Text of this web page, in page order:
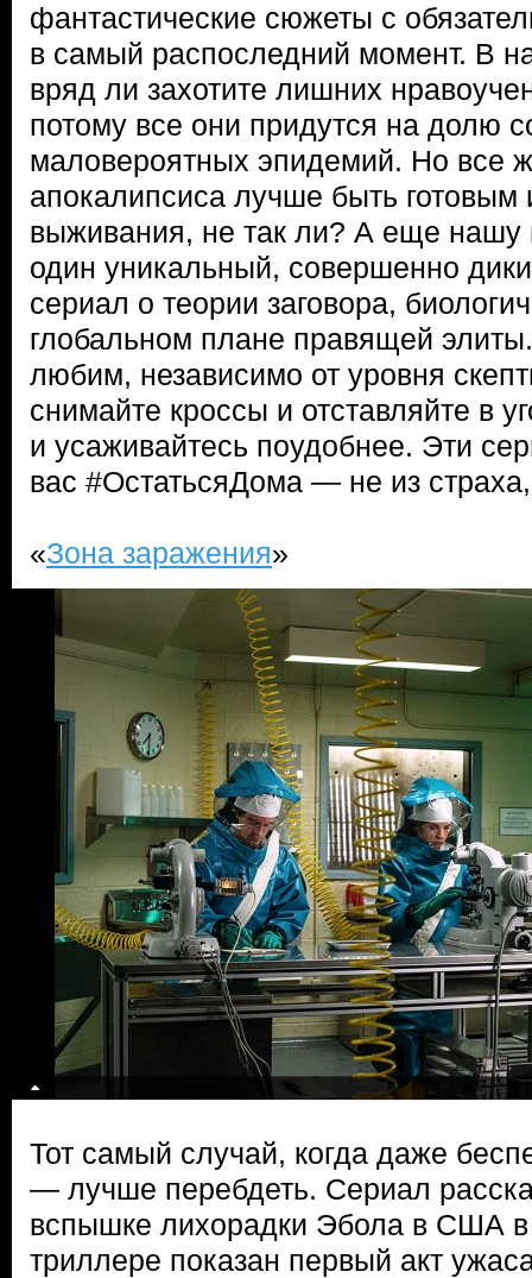
фантастические сюжеты с
в самый распоследний момент. В
вряд ли захотите лишних
потому все они придутся на долю
маловероятных эпидемий. Но все
апокалипсиса лучше быть готовым
выживания, не так ли? А еще нашу
один уникальный, совершенно
сериал о теории заговора,
глобальном плане правящей
любим, независимо от уровня
снимайте кроссы и отставляйте в
и усаживайтесь поудобнее. Эти
вас #ОстатьсяДома — не из
«Зона заражения»
Тот самый случай, когда даже
— лучше перебдеть. Сериал
вспышке лихорадки Эбола в США в
триллере показан первый акт